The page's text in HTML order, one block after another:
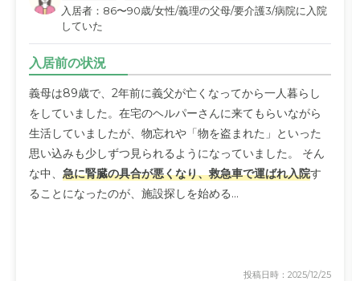
入居者：86〜90歳/女性/義理の父母/要介護3/病院に入院
していた
入居前の状況
義母は89歳で、2年前に義父が亡くなってから一人暮らし
をしていました。在宅のヘルパーさんに来てもらいながら
生活していましたが、物忘れや「物を盗まれた」といった
思い込みも少しずつ見られるようになっていました。 そん
な中、 急に腎臓の具合が悪くなり、救急車で運ばれ入院す
ることになったのが、施設探しを始める...
投稿日時：2025/12/25